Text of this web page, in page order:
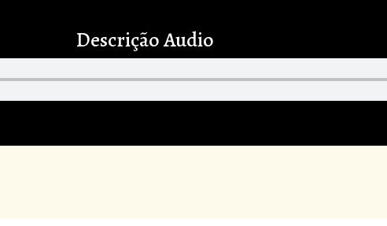
Descrição Audio